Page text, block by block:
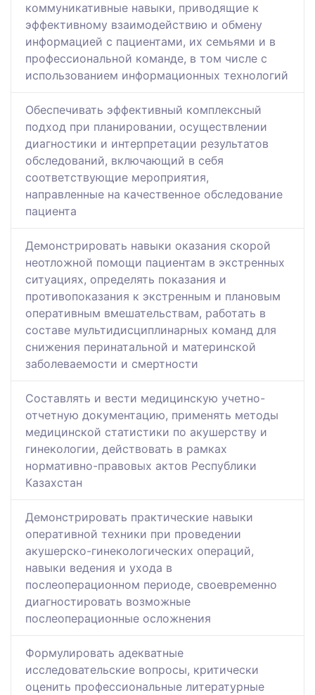
коммуникативные навыки, приводящие к
эффективному взаимодействию и обмену
информацией с пациентами, их семьями и в
профессиональной команде, в том числе с
использованием информационных технологий
Обеспечивать эффективный комплексный
подход при планировании, осуществлении
диагностики и интерпретации результатов
обследований, включающий в себя
соответствующие мероприятия,
направленные на качественное обследование
пациента
Демонстрировать навыки оказания скорой
неотложной помощи пациентам в экстренных
ситуациях, определять показания и
противопоказания к экстренным и плановым
оперативным вмешательствам, работать в
составе мультидисциплинарных команд для
снижения перинатальной и материнской
заболеваемости и смертности
Составлять и вести медицинскую учетно-
отчетную документацию, применять методы
медицинской статистики по акушерству и
гинекологии, действовать в рамках
нормативно-правовых актов Республики
Казахстан
Демонстрировать практические навыки
оперативной техники при проведении
акушерско-гинекологических операций,
навыки ведения и ухода в
послеоперационном периоде, своевременно
диагностировать возможные
послеоперационные осложнения
Формулировать адекватные
исследовательские вопросы, критически
оценить профессиональные литературные